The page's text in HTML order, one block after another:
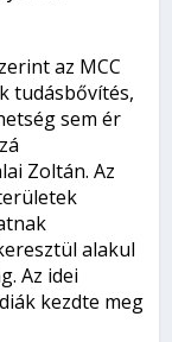
az MCC
tudásbővítés,
sem ér
Zoltán. Az
alakul
Az idei
kezdte meg